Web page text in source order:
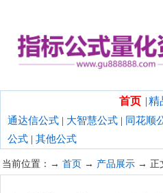
首页 | 精
通达信公式 | 大智慧公式 | 同花顺
公式 | 其他公式
当前位置：→ 首页 → 产品展示 → 正